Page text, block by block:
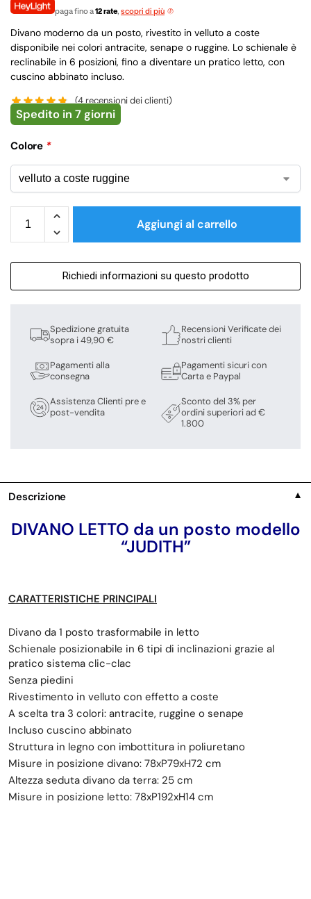
paga fino a12 rate, scopri di più
Divano moderno da un posto, rivestito in velluto a coste
disponibile nei colori antracite, senape o ruggine. Lo schienale è
reclinabile in 6 posizioni, fino a diventare un pratico letto, con
cuscino abbinato incluso.
(4recensioni dei clienti)
Spedito in 7 giorni
Colore *
Aggiungi al carrello
Richiedi informazioni su questo prodotto
Spedizione gratuita
sopra i 49,90 €
Pagamenti alla
consegna
Assistenza Clienti pre e
post-vendita
Recensioni Verificate dei
nostri clienti
Pagamenti sicuri con
Carta e Paypal
Sconto del 3% per
ordini superiori ad €
1.800
Descrizione ▼
DIVANO LETTO da un posto modello
“JUDITH”
CARATTERISTICHE PRINCIPALI
Divano da 1 posto trasformabile in letto
Schienale posizionabile in 6 tipi di inclinazioni grazie al
pratico sistema clic-clac
Senza piedini
Rivestimento in velluto con effetto a coste
A scelta tra 3 colori: antracite, ruggine o senape
Incluso cuscino abbinato
Struttura in legno con imbottitura in poliuretano
Misure in posizione divano: 78xP79xH72 cm
Altezza seduta divano da terra: 25 cm
Misure in posizione letto: 78xP192xH14 cm